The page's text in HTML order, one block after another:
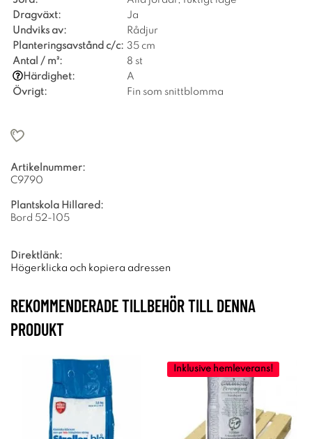
Dragväxt:
Ja
Undviks av:
Rådjur
Planteringsavstånd c/c: 35 cm
Antal / m²:
8 st
Härdighet:
A
Övrigt:
Fin som snittblomma
Artikelnummer:
C9790
Plantskola Hillared:
Bord 52-105
Direktlänk:
Högerklicka och kopiera adressen
REKOMMENDERADE TILLBEHÖR TILL DENNA
PRODUKT
Inklusive hemleverans!